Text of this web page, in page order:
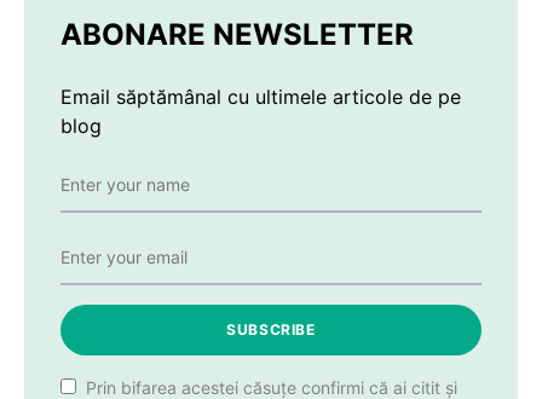
ABONARE NEWSLETTER
Email săptămânal cu ultimele articole de pe
blog
SUBSCRIBE
Prin bifarea acestei căsuțe confirmi că ai citit și